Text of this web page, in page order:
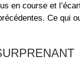
en course et
Ce qui